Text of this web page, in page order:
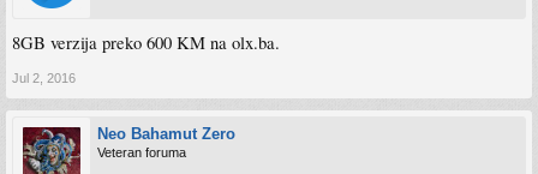
8GB verzija preko 600 KM na olx.ba.
Jul 2, 2016
Neo Bahamut Zero
Veteran foruma